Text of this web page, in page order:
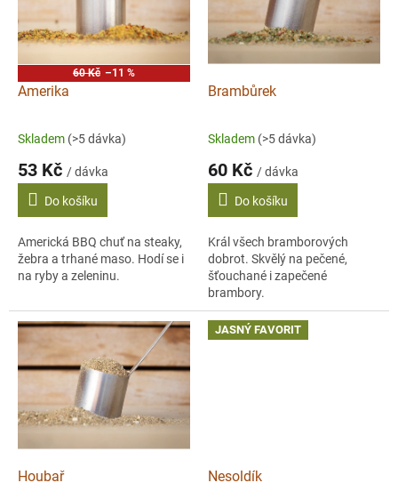
60 Kč –11 %
Amerika
Skladem (>5 dávka)
53 Kč / dávka
Do košíku
Americká BBQ chuť na steaky,
žebra a trhané maso. Hodí se i
na ryby a zeleninu.
Brambůrek
Skladem (>5 dávka)
60 Kč / dávka
Do košíku
Král všech bramborových
dobrot. Skvělý na pečené,
šťouchané i zapečené
brambory.
Houbař
JASNÝ FAVORIT
Nesoldík